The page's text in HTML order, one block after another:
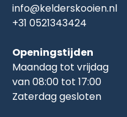
info@kelderskooien.nl
+31 0521343424
Openingstijden
Maandag tot vrijdag
van 08:00 tot 17:00
Zaterdag gesloten